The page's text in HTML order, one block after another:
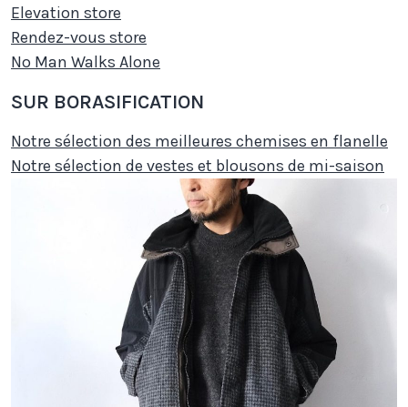
Elevation store
Rendez-vous store
No Man Walks Alone
SUR BORASIFICATION
Notre sélection des meilleures chemises en flanelle
Notre sélection de vestes et blousons de mi-saison